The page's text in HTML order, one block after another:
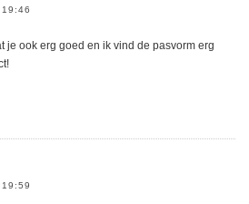
je ook erg goed en ik vind de pasvorm erg